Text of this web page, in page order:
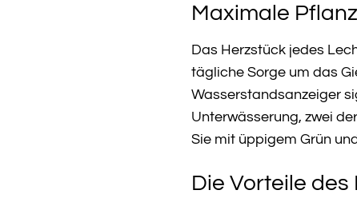
Maximale
Das Herzstück jedes
tägliche Sorge um das
Wasserstandsanzeiger
Unterwässerung, zwei
Sie mit üppigem Grün
Die Vorteile